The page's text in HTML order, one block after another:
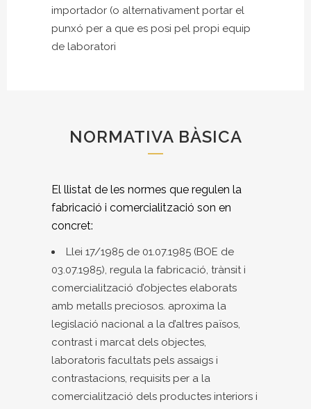
importador (o alternativament portar el
punxó per a que es posi pel propi equip
de laboratori
NORMATIVA BÀSICA
El llistat de les normes que regulen la
fabricació i comercialització son en
concret:
Llei 17/1985 de 01.07.1985 (BOE de
03.07.1985), regula la fabricació, trànsit i
comercialització d’objectes elaborats
amb metalls preciosos. aproxima la
legislació nacional a la d’altres països,
contrast i marcat dels objectes,
laboratoris facultats pels assaigs i
contrastacions, requisits per a la
comercialització dels productes interiors i